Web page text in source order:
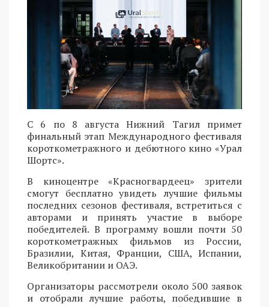
С 6 по 8 августа Нижний Тагил примет
финальный этап Международного фестиваля
короткометражного и дебютного кино «Урал
Шортс».
В киноцентре «Красногвардеец» зрители
смогут бесплатно увидеть лучшие фильмы
последних сезонов фестиваля, встретиться с
авторами и принять участие в выборе
победителей. В программу вошли почти 50
короткометражных фильмов из России,
Бразилии, Китая, Франции, США, Испании,
Великобритании и ОАЭ.
Организаторы рассмотрели около 500 заявок
и отобрали лучшие работы, победившие в